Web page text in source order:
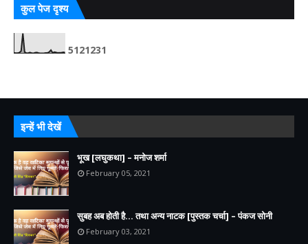
कुल पेज दृश्य
5121231
इन्हें भी देखें
भूख [लघुकथा] – मनोज शर्मा
February 05, 2021
सुबह अब होती है... तथा अन्य नाटक [पुस्तक चर्चा] – पंकज सोनी
February 03, 2021